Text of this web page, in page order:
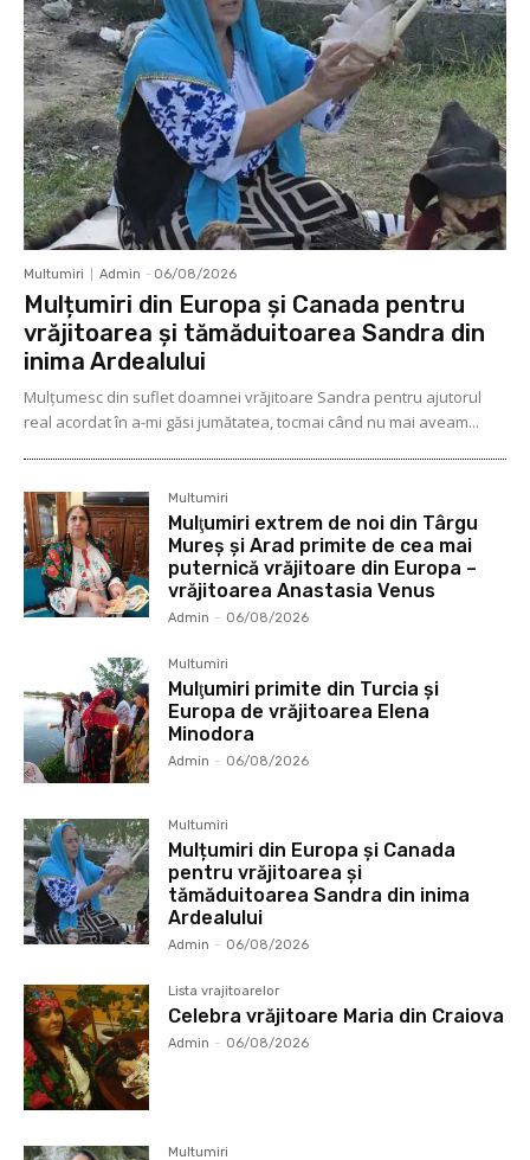
Multumiri Admin - 06/08/2026
Mulțumiri din Europa și Canada pentru
vrăjitoarea și tămăduitoarea Sandra din
inima Ardealului
Mulţumesc din suflet doamnei vrăjitoare Sandra pentru ajutorul
real acordat în a-mi găsi jumătatea, tocmai când nu mai aveam...
Multumiri
Mulţumiri extrem de noi din Târgu
Mureș și Arad primite de cea mai
puternică vrăjitoare din Europa –
vrăjitoarea Anastasia Venus
Admin - 06/08/2026
Multumiri
Mulţumiri primite din Turcia și
Europa de vrăjitoarea Elena
Minodora
Admin - 06/08/2026
Multumiri
Mulțumiri din Europa și Canada
pentru vrăjitoarea și
tămăduitoarea Sandra din inima
Ardealului
Admin - 06/08/2026
Lista vrajitoarelor
Celebra vrăjitoare Maria din Craiova
Admin - 06/08/2026
Multumiri